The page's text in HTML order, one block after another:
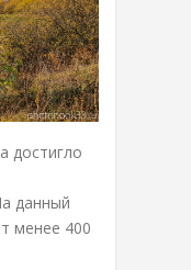
достигло
данный
менее 400